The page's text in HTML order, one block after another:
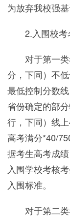
为放弃我校强基
2.入围校考
对于第一
分，下同）不
最低控制分数
省份确定的部
行，下同）线
高考满分*40/
据考生高考成
入围学校考核
入围标准。
对于第二